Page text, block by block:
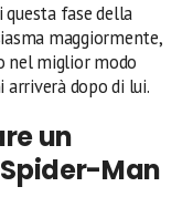
fase della
maggiormente,
nel miglior modo
dopo di lui.
un
Man